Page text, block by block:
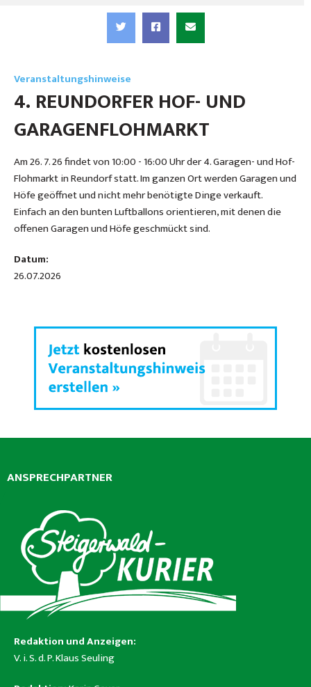
Veranstaltungshinweise
4. REUNDORFER HOF- UND
GARAGENFLOHMARKT
Am 26. 7. 26 findet von 10:00 - 16:00 Uhr der 4. Garagen- und Hof-
Flohmarkt in Reundorf statt. Im ganzen Ort werden Garagen und
Höfe geöffnet und nicht mehr benötigte Dinge verkauft.
Einfach an den bunten Luftballons orientieren, mit denen die
offenen Garagen und Höfe geschmückt sind.
Datum:
26.07.2026
ANSPRECHPARTNER
Redaktion und Anzeigen:
V. i. S. d. P. Klaus Seuling